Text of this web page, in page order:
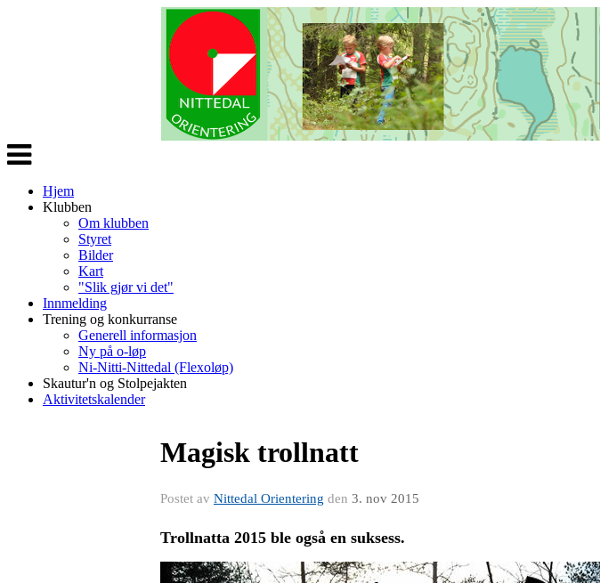
Veksle
navigasjon
Hjem
Klubben
Om klubben
Styret
Bilder
Kart
"Slik gjør vi det"
Innmelding
Trening og konkurranse
Generell informasjon
Ny på o-løp
Ni-Nitti-Nittedal (Flexoløp)
Skautur'n og Stolpejakten
Aktivitetskalender
Magisk trollnatt
Postet av Nittedal Orientering den 3. nov 2015
Trollnatta 2015 ble også en suksess.